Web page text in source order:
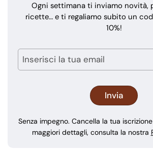
Ogni settimana ti inviamo novità,
ricette… e ti regaliamo subito un
10%!
Senza impegno. Cancella la tua
maggiori dettagli, consulta la nostra